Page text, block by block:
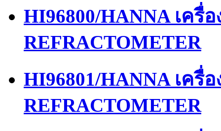
HI96800/HANNA เค
REFRACTOMETER
HI96801/HANNA เค
REFRACTOMETER